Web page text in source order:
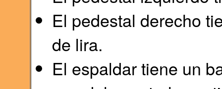
El pedestal derecho
de lira.
El espaldar tiene un